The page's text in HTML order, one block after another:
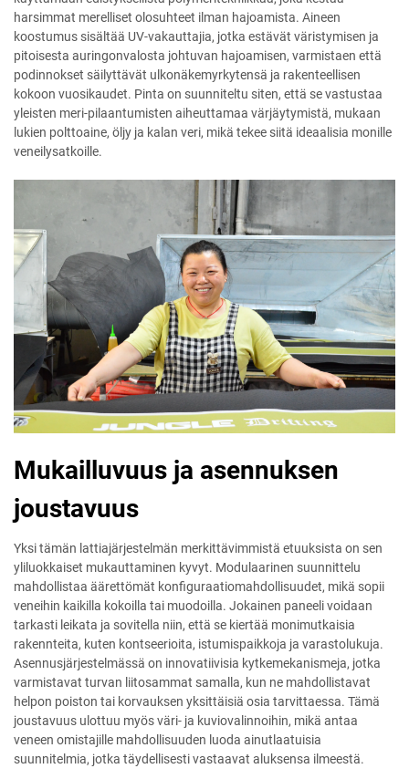
harsimmat merelliset olosuhteet ilman hajoamista. Aineen
koostumus sisältää UV-vakauttajia, jotka estävät väristymisen ja
pitoisesta auringonvalosta johtuvan hajoamisen, varmistaen että
podinnokset säilyttävät ulkonäkemyrkytensä ja rakenteellisen
kokoon vuosikaudet. Pinta on suunniteltu siten, että se vastustaa
yleisten meri-pilaantumisten aiheuttamaa värjäytymistä, mukaan
lukien polttoaine, öljy ja kalan veri, mikä tekee siitä ideaalisia monille
veneilysatkoille.
Mukailluvuus ja asennuksen
joustavuus
Yksi tämän lattiajärjestelmän merkittävimmistä etuuksista on sen
yliluokkaiset mukauttaminen kyvyt. Modulaarinen suunnittelu
mahdollistaa äärettömät konfiguraatiomahdollisuudet, mikä sopii
veneihin kaikilla kokoilla tai muodoilla. Jokainen paneeli voidaan
tarkasti leikata ja sovitella niin, että se kiertää monimutkaisia
rakennteita, kuten kontseerioita, istumispaikkoja ja varastolukuja.
Asennusjärjestelmässä on innovatiivisia kytkemekanismeja, jotka
varmistavat turvan liitosammat samalla, kun ne mahdollistavat
helpon poiston tai korvauksen yksittäisiä osia tarvittaessa. Tämä
joustavuus ulottuu myös väri- ja kuviovalinnoihin, mikä antaa
veneen omistajille mahdollisuuden luoda ainutlaatuisia
suunnitelmia, jotka täydellisesti vastaavat aluksensa ilmeestä.